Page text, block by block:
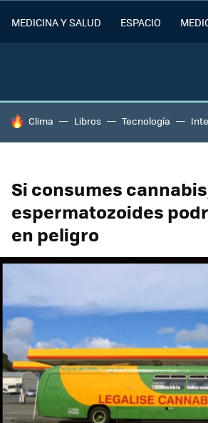
MEDICINA Y SALUD ESPACIO
HOY SE HABLA DE
Clima Libros Tecnología
Si consumes
espermatozoides
en peligro